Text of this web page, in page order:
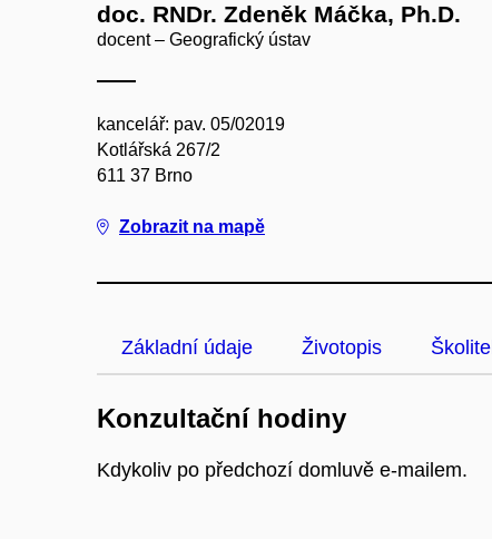
doc. RNDr. Zdeněk Máčka, Ph.D.
docent – Geografický ústav
kancelář: pav. 05/02019
Kotlářská 267/2
611 37 Brno
Zobrazit na mapě
Základní údaje Životopis Školitel
Konzultační hodiny
Kdykoliv po předchozí domluvě e-mailem.